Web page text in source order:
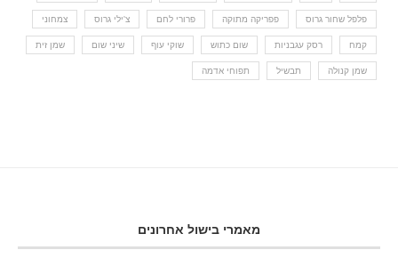
פלפל שחור גרוס פפריקה מתוקה פרורי לחם צ'ילי גרוס צמחוני
קמח רסק עגבניות שום כתוש שוקי עוף שיני שום שמן זית
שמן קנולה תבשיל תפוחי אדמה
מאמרי בישול אחרונים